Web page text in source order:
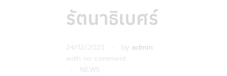
รัตนาธิเบศร์
24/12/2025 by admin
with no comment
NEWS